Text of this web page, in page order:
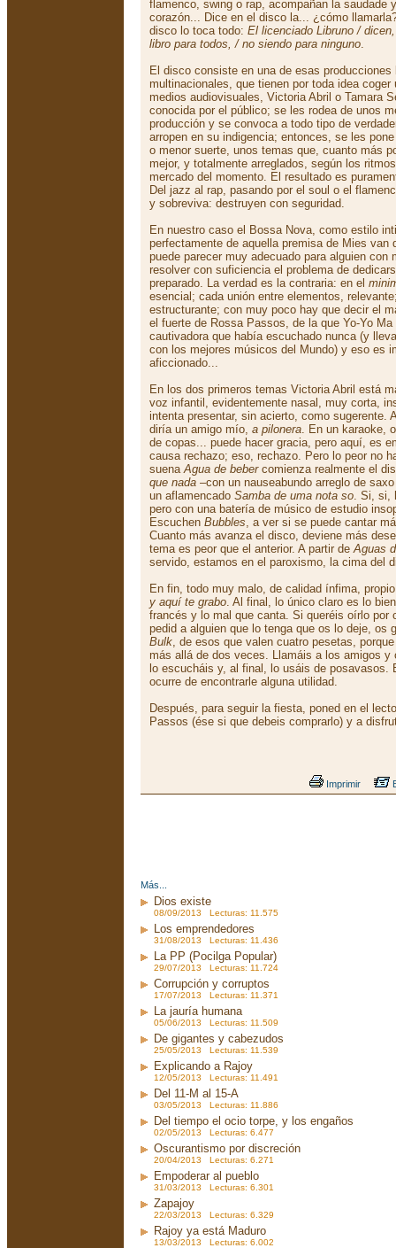
flamenco, swing o rap, acompañan la saudade
corazón... Dice en el disco la... ¿cómo
disco lo toca todo: El licenciado Libruno /
libro para todos, / no siendo para ninguno.
El disco consiste en una de esas producciones
multinacionales, que tienen por toda idea
medios audiovisuales, Victoria Abril o Tamara
conocida por el público; se les rodea de unos
producción y se convoca a todo tipo de
arropen en su indigencia; entonces, se les
o menor suerte, unos temas que, cuanto más
mejor, y totalmente arreglados, según los
mercado del momento. El resultado es
Del jazz al rap, pasando por el soul o el
y sobreviva: destruyen con seguridad.
En nuestro caso el Bossa Nova, como estilo
perfectamente de aquella premisa de Mies van
puede parecer muy adecuado para alguien con
resolver con suficiencia el problema de
preparado. La verdad es la contraria: en el
esencial; cada unión entre elementos,
estructurante; con muy poco hay que decir el
el fuerte de Rossa Passos, de la que Yo-Yo
cautivadora que había escuchado nunca (y
con los mejores músicos del Mundo) y eso es
aficcionado...
En los dos primeros temas Victoria Abril está
voz infantil, evidentemente nasal, muy corta,
intenta presentar, sin acierto, como sugerente.
diría un amigo mío, a pilonera. En un karaoke,
de copas... puede hacer gracia, pero aquí, es
causa rechazo; eso, rechazo. Pero lo peor no
suenaAgua de bebercomienza realmente el
que nada –con un nauseabundo arreglo de
un aflamencado Samba de uma nota so. Si, si,
pero con una batería de músico de estudio
Escuchen Bubbles, a ver si se puede cantar
Cuanto más avanza el disco, deviene más
tema es peor que el anterior. A partir deAguas
servido, estamos en el paroxismo, la cima del
En fin, todo muy malo, de calidad ínfima,
y aquí te grabo. Al final, lo único claro es lo
francés y lo mal que canta. Si queréis oírlo por
pedid a alguien que lo tenga que os lo deje, os
Bulk, de esos que valen cuatro pesetas,
más allá de dos veces. Llamáis a los amigos
lo escucháis y, al final, lo usáis de posavasos.
ocurre de encontrarle alguna utilidad.
Después, para seguir la fiesta, poned en el
Passos (ése si que debeis comprarlo) y a
Imprimir
Más...
Dios existe
08/09/2013 Lecturas: 11.575
Los emprendedores
31/08/2013 Lecturas: 11.436
La PP (Pocilga Popular)
29/07/2013 Lecturas: 11.724
Corrupción y corruptos
17/07/2013 Lecturas: 11.371
La jauría humana
05/06/2013 Lecturas: 11.509
De gigantes y cabezudos
25/05/2013 Lecturas: 11.539
Explicando a Rajoy
12/05/2013 Lecturas: 11.491
Del 11-M al 15-A
03/05/2013 Lecturas: 11.886
Del tiempo el ocio torpe, y los engaños
02/05/2013 Lecturas: 6.477
Oscurantismo por discreción
20/04/2013 Lecturas: 6.271
Empoderar al pueblo
31/03/2013 Lecturas: 6.301
Zapajoy
22/03/2013 Lecturas: 6.329
Rajoy ya está Maduro
13/03/2013 Lecturas: 6.002